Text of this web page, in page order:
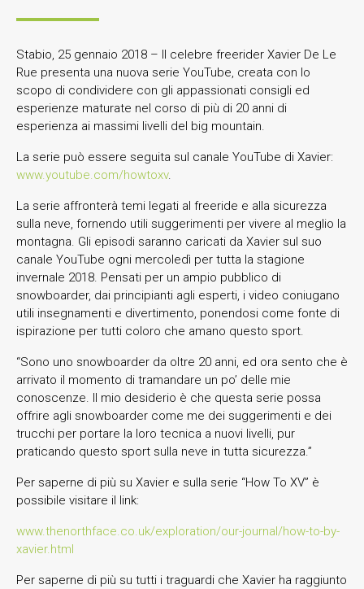
Stabio, 25 gennaio 2018 – Il celebre freerider Xavier De Le
Rue presenta una nuova serie YouTube, creata con lo
scopo di condividere con gli appassionati consigli ed
esperienze maturate nel corso di più di 20 anni di
esperienza ai massimi livelli del big mountain.
La serie può essere seguita sul canale YouTube di Xavier:
www.youtube.com/howtoxv.
La serie affronterà temi legati al freeride e alla sicurezza
sulla neve, fornendo utili suggerimenti per vivere al meglio la
montagna. Gli episodi saranno caricati da Xavier sul suo
canale YouTube ogni mercoledì per tutta la stagione
invernale 2018. Pensati per un ampio pubblico di
snowboarder, dai principianti agli esperti, i video coniugano
utili insegnamenti e divertimento, ponendosi come fonte di
ispirazione per tutti coloro che amano questo sport.
“Sono uno snowboarder da oltre 20 anni, ed ora sento che è
arrivato il momento di tramandare un po’ delle mie
conoscenze. Il mio desiderio è che questa serie possa
offrire agli snowboarder come me dei suggerimenti e dei
trucchi per portare la loro tecnica a nuovi livelli, pur
praticando questo sport sulla neve in tutta sicurezza.”
Per saperne di più su Xavier e sulla serie “How To XV” è
possibile visitare il link:
www.thenorthface.co.uk/exploration/our-journal/how-to-by-
xavier.html
Per saperne di più su tutti i traguardi che Xavier ha raggiunto